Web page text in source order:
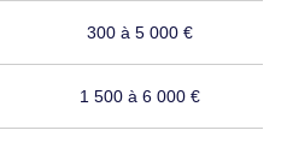
300 à 5 000 €
1 500 à 6 000 €